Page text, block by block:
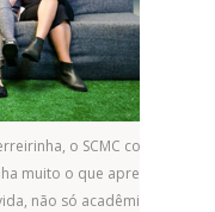
o SCMC como um
muito o que aprender. O
não só acadêmico. De